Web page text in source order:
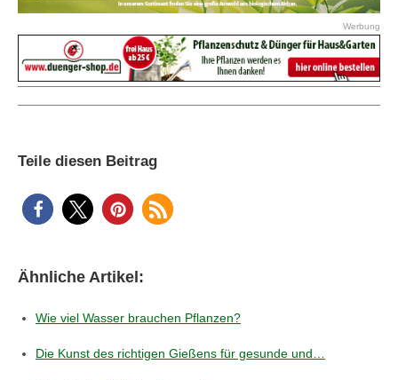
Werbung
Teile diesen Beitrag
Ähnliche Artikel:
Wie viel Wasser brauchen Pflanzen?
Die Kunst des richtigen Gießens für gesunde und…